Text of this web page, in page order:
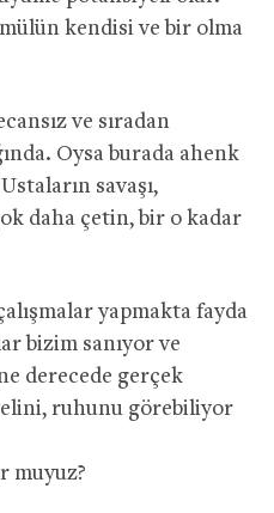
kendisi ve bir olma
ve sıradan
Oysa burada ahenk
savaşı,
daha çetin, bir o kadar
yapmakta fayda
bizim sanıyor ve
derecede gerçek
ruhunu görebiliyor
muyuz?